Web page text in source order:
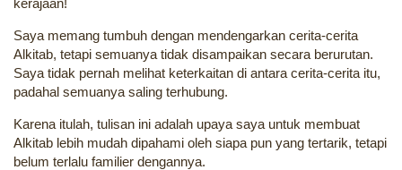
kerajaan!
Saya memang tumbuh dengan mendengarkan cerita-cerita
Alkitab, tetapi semuanya tidak disampaikan secara berurutan.
Saya tidak pernah melihat keterkaitan di antara cerita-cerita itu,
padahal semuanya saling terhubung.
Karena itulah, tulisan ini adalah upaya saya untuk membuat
Alkitab lebih mudah dipahami oleh siapa pun yang tertarik, tetapi
belum terlalu familier dengannya.